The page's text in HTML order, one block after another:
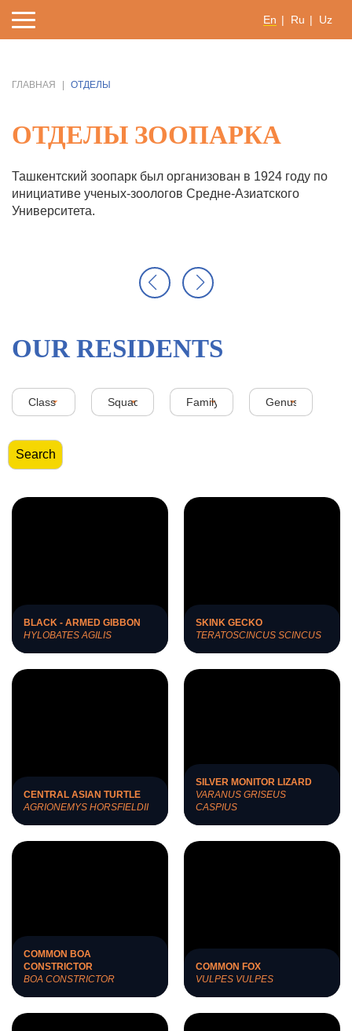
En Ru Uz
ГЛАВНАЯ ОТДЕЛЫ
ОТДЕЛЫ ЗООПАРКА
Ташкентский зоопарк был организован в 1924 году по
инициативе ученых-зоологов Средне-Азиатского
Университета.
OUR RESIDENTS
BLACK - ARMED GIBBON
HYLOBATES AGILIS
SKINK GECKO
TERATOSCINCUS SCINCUS
CENTRAL ASIAN TURTLE
AGRIONEMYS HORSFIELDII
SILVER MONITOR LIZARD
VARANUS GRISEUS
CASPIUS
COMMON BOA
CONSTRICTOR
BOA CONSTRICTOR
COMMON FOX
VULPES VULPES